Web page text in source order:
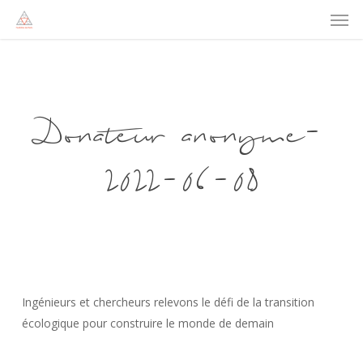
Donateur anonyme-
2022-06-08
Ingénieurs et chercheurs relevons le défi de la transition
écologique pour construire le monde de demain